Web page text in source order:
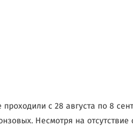
с 28 августа по 8
Несмотря на